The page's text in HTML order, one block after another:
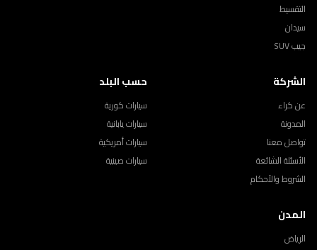
التقسيط
سيدان
جيب SUV
الشركة
عن كراء
المدونة
تواصل معنا
الأسئلة الشائعة
الشروط والأحكام
حسب البلد
سيارات كورية
سيارات يابانية
سيارات أمريكية
سيارات صينية
المدن
الرياض